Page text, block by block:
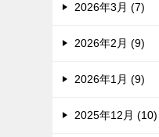
2026年3月 (7)
2026年2月 (9)
2026年1月 (9)
2025年12月 (10)